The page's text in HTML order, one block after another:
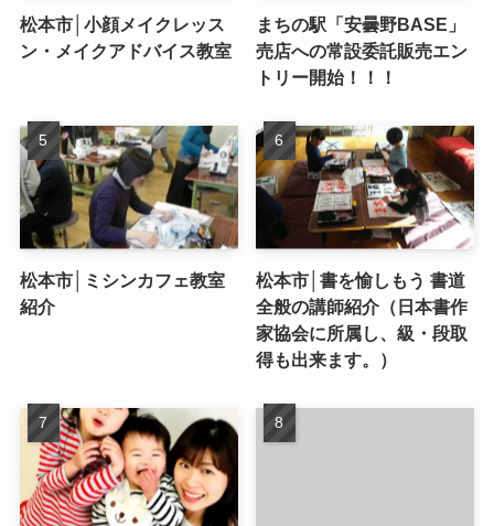
松本市│小顔メイクレッス
ン・メイクアドバイス教室
まちの駅「安曇野BASE」
売店への常設委託販売エン
トリー開始！！！
松本市│ミシンカフェ教室
紹介
松本市│書を愉しもう 書道
全般の講師紹介（日本書作
家協会に所属し、級・段取
得も出来ます。）